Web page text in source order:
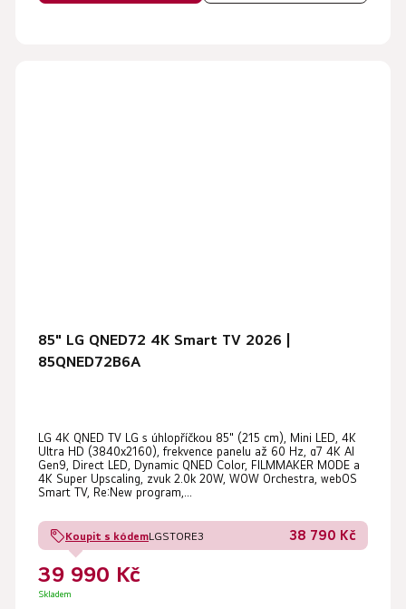
85" LG QNED72 4K Smart TV 2026 |
85QNED72B6A
LG 4K QNED TV LG s úhlopříčkou 85" (215 cm), Mini LED, 4K
Ultra HD (3840x2160), frekvence panelu až 60 Hz, α7 4K AI
Gen9, Direct LED, Dynamic QNED Color, FILMMAKER MODE a
4K Super Upscaling, zvuk 2.0k 20W, WOW Orchestra, webOS
Smart TV, Re:New program,...
Koupit s kódemLGSTORE3 38 790 Kč
39 990 Kč
Skladem